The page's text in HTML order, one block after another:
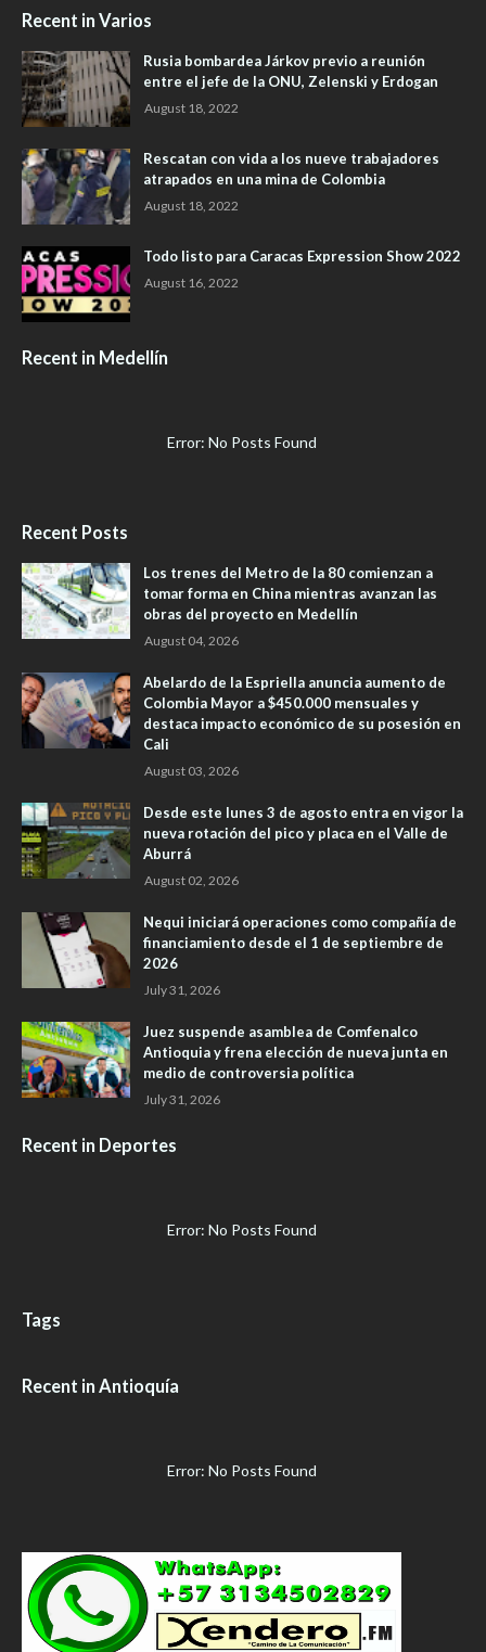
Recent in Varios
Rusia bombardea Járkov previo a reunión
entre el jefe de la ONU, Zelenski y Erdogan
August 18, 2022
Rescatan con vida a los nueve trabajadores
atrapados en una mina de Colombia
August 18, 2022
Todo listo para Caracas Expression Show 2022
August 16, 2022
Recent in Medellín
Error: No Posts Found
Recent Posts
Los trenes del Metro de la 80 comienzan a
tomar forma en China mientras avanzan las
obras del proyecto en Medellín
August 04, 2026
Abelardo de la Espriella anuncia aumento de
Colombia Mayor a $450.000 mensuales y
destaca impacto económico de su posesión en
Cali
August 03, 2026
Desde este lunes 3 de agosto entra en vigor la
nueva rotación del pico y placa en el Valle de
Aburrá
August 02, 2026
Nequi iniciará operaciones como compañía de
financiamiento desde el 1 de septiembre de
2026
July 31, 2026
Juez suspende asamblea de Comfenalco
Antioquia y frena elección de nueva junta en
medio de controversia política
July 31, 2026
Recent in Deportes
Error: No Posts Found
Tags
Recent in Antioquía
Error: No Posts Found